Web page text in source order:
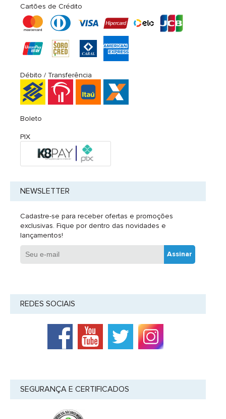
Cartões de Crédito
Débito / Transferência
Boleto
PIX
NEWSLETTER
Cadastre-se para receber ofertas e promoções
exclusivas. Fique por dentro das novidades e
lançamentos!
Assinar
REDES SOCIAIS
SEGURANÇA E CERTIFICADOS